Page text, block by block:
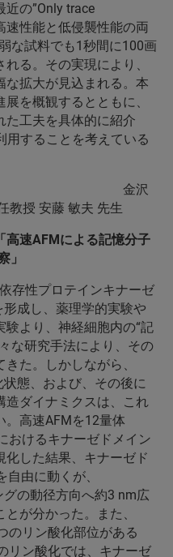
の”Only trace
速性能と低侵襲性能の両
な試料でも1秒間に100画
る。その実現により、
な拡大が見込まれる。本
を概観するとともに、
た工夫を具体的に紹介
用することを考えている
授 安藤 敏夫 先生
高速AFMによる記憶分子
」
存性プロテインキナーゼ
成し、薬理学的実験や
験より、神経細胞内の“記
な研究手法により、その
た。しかしながら、
態、および、その後に
造ダイナミクスは、これ
。高速AFMを12量体
おけるキナーゼドメイン
した結果、キナーゼド
由に動くが、
の動径方向へ約3 nm広
が分かった。また、
のリン酸化部位がある
リン酸化では、キナーゼ